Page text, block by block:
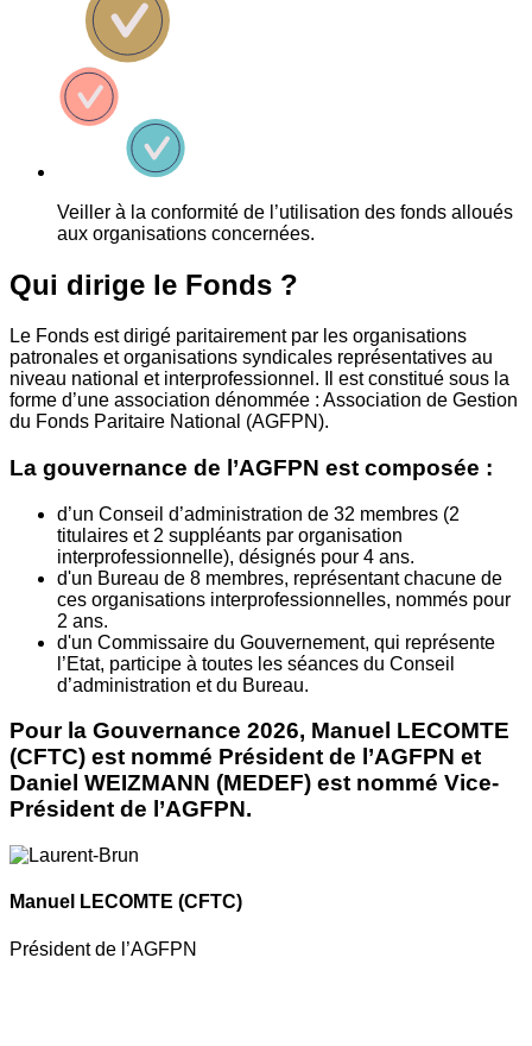
Veiller à la conformité de l’utilisation des fonds alloués
aux organisations concernées.
Qui dirige le Fonds ?
Le Fonds est dirigé paritairement par les organisations
patronales et organisations syndicales représentatives au
niveau national et interprofessionnel. Il est constitué sous la
forme d’une association dénommée : Association de Gestion
du Fonds Paritaire National (AGFPN).
La gouvernance de l’AGFPN est composée :
d’un Conseil d’administration de 32 membres (2
titulaires et 2 suppléants par organisation
interprofessionnelle), désignés pour 4 ans.
d'un Bureau de 8 membres, représentant chacune de
ces organisations interprofessionnelles, nommés pour
2 ans.
d'un Commissaire du Gouvernement, qui représente
l’Etat, participe à toutes les séances du Conseil
d’administration et du Bureau.
Pour la Gouvernance 2026, Manuel LECOMTE
(CFTC) est nommé Président de l’AGFPN et
Daniel WEIZMANN (MEDEF) est nommé Vice-
Président de l’AGFPN.
Manuel LECOMTE (CFTC)
Président de l’AGFPN